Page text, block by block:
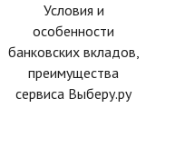
Условия и
особенности
банковских вкладов,
преимущества
сервиса Выберу.ру